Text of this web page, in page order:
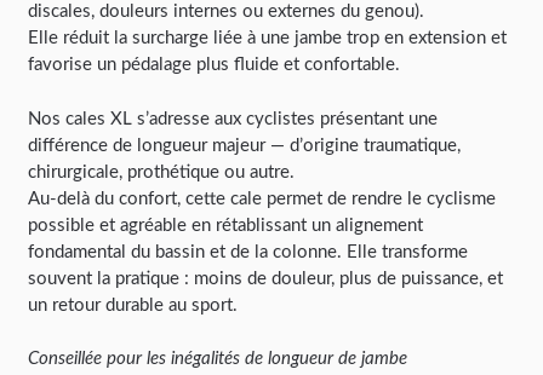
discales, douleurs internes ou externes du genou).
Elle réduit la surcharge liée à une jambe trop en extension et
favorise un pédalage plus fluide et confortable.
Nos cales XL s’adresse aux cyclistes présentant une
différence de longueur majeur — d’origine traumatique,
chirurgicale, prothétique ou autre.
Au-delà du confort, cette cale permet de rendre le cyclisme
possible et agréable en rétablissant un alignement
fondamental du bassin et de la colonne. Elle transforme
souvent la pratique : moins de douleur, plus de puissance, et
un retour durable au sport.
Conseillée pour les inégalités de longueur de jambe